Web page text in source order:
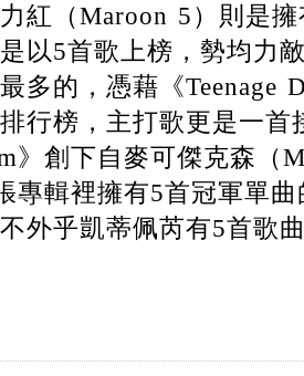
紅（Maroon 5）則是
以5首歌上榜，勢均力
多的，憑藉《Teenage
行榜，主打歌更是一首
》創下自麥可傑克森（
專輯裡擁有5首冠軍單
外乎凱蒂佩芮有5首歌